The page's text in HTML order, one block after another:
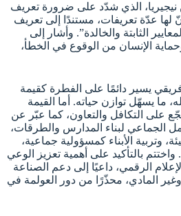
نيجيريا، الذي شدّد على ضرورة تعريف
لها عدّة تعريفات، مستندًا إلى تعريف
الثابتة والخالدة”. وأشار إلى
الإنسان من الوقوع في الخطأ،
يسير دائمًا على الفطرة كقيمة
ما يسهّل توازن حياته. أما القيمة
على التكافل والتعاون، كما عبّر عن
الجماعي لبناء المدارس والطرقات،
وتربية الأبناء كمسؤولية جماعية،
بالتأكيد على أهمية تعزيز الوعي
الرقمي، داعيًا إلى دعم الصناعة
المادي، محذّرًا من دور العولمة في